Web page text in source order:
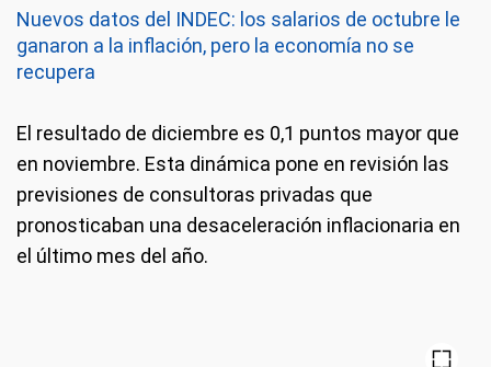
Nuevos datos del INDEC: los salarios de octubre le
ganaron a la inflación, pero la economía no se
recupera
El resultado de diciembre es 0,1 puntos mayor que
en noviembre. Esta dinámica pone en revisión las
previsiones de consultoras privadas que
pronosticaban una desaceleración inflacionaria en
el último mes del año.